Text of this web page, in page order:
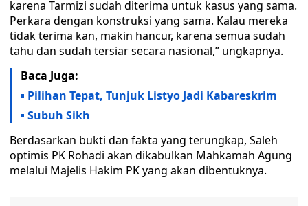
karena Tarmizi sudah diterima untuk kasus yang sama.
Perkara dengan konstruksi yang sama. Kalau mereka
tidak terima kan, makin hancur, karena semua sudah
tahu dan sudah tersiar secara nasional,” ungkapnya.
Baca Juga:
Pilihan Tepat, Tunjuk Listyo Jadi Kabareskrim
Subuh Sikh
Berdasarkan bukti dan fakta yang terungkap, Saleh
optimis PK Rohadi akan dikabulkan Mahkamah Agung
melalui Majelis Hakim PK yang akan dibentuknya.